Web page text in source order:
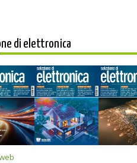
di elettronica